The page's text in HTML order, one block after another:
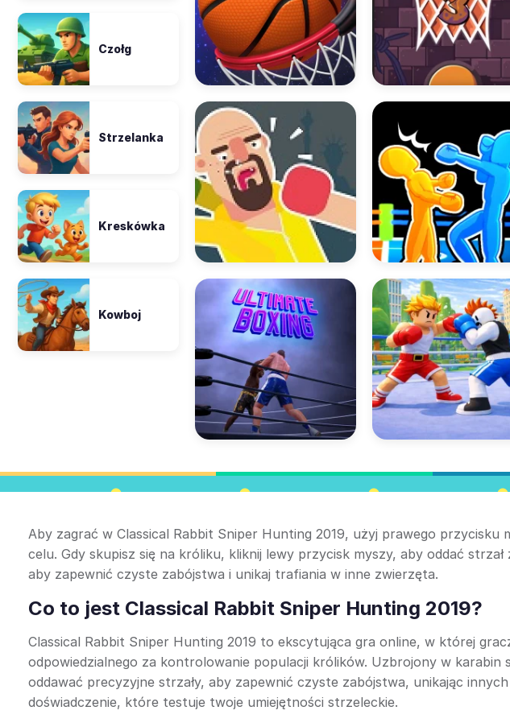
Czołg
Strzelanka
Kreskówka
Kowboj
Aby zagrać w Classical Rabbit Sniper Hunting 2019, użyj prawego przycisku
celu. Gdy skupisz się na króliku, kliknij lewy przycisk myszy, aby oddać
aby zapewnić czyste zabójstwa i unikaj trafiania w inne zwierzęta.
Co to jest Classical Rabbit Sniper Hunting 2019?
Classical Rabbit Sniper Hunting 2019 to ekscytująca gra online, w której
odpowiedzialnego za kontrolowanie populacji królików. Uzbrojony w karabin
oddawać precyzyjne strzały, aby zapewnić czyste zabójstwa, unikając
doświadczenie, które testuje twoje umiejętności strzeleckie.